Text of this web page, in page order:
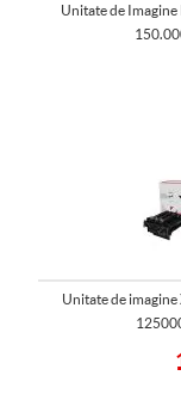
Unitate de
Unitate de